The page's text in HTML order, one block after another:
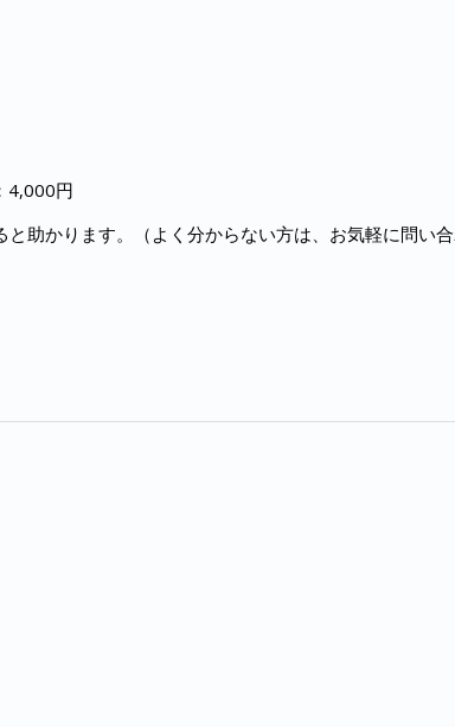
円
助かります。（よく分からない方は、お気軽に問い